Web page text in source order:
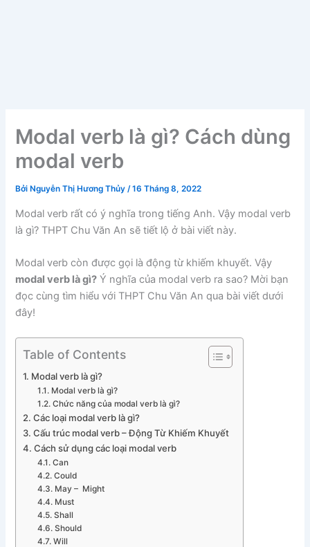
Modal verb là gì? Cách dùng
modal verb
Bởi Nguyễn Thị Hương Thủy/16 Tháng 8, 2022
Modal verb rất có ý nghĩa trong tiếng Anh. Vậy modal verb
là gì? THPT Chu Văn An sẽ tiết lộ ở bài viết này.
Modal verb còn được gọi là động từ khiếm khuyết. Vậy
modal verb là gì? Ý nghĩa của modal verb ra sao? Mời bạn
đọc cùng tìm hiểu với THPT Chu Văn An qua bài viết dưới
đây!
Table of Contents
Modal verb là gì?
Modal verb là gì?
Chức năng của modal verb là gì?
Các loại modal verb là gì?
Cấu trúc modal verb – Động Từ Khiếm Khuyết
Cách sử dụng các loại modal verb
Can
Could
May – Might
Must
Shall
Should
Will